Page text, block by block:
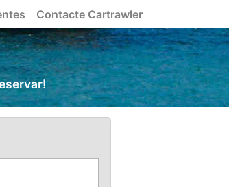
Contacte Cartrawler